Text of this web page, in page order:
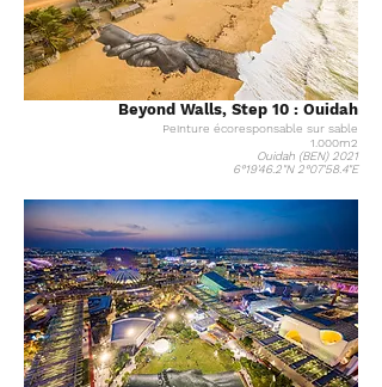
Beyond Walls, Step 10 : Ouidah
Peinture écoresponsable sur sable
1.000m2
Ouidah (BEN) 2021
6°19'46.2"N 2°07'58.4"E